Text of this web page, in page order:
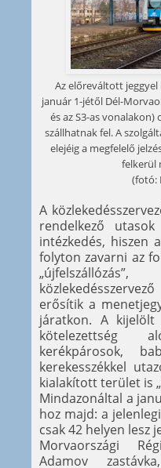
Az előreváltott
január 1-jétől Dél-
és az S3-as
szállhatnak fel. A
elejéig a megfelelő
felkerül
(fotó:
A
rendelkező
intézkedés, hiszen
folyton zavarni az
erősítik a
járatkon. A kijelölt
kötelezettség
kerékpárosok,
kerekesszékkel
kialakított terület is
Mindazonáltal a
hoz majd: a
csak 42 helyen lesz
Morvaországi
Adamov